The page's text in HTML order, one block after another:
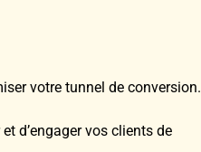
votre tunnel de conversion.
d’engager vos clients de